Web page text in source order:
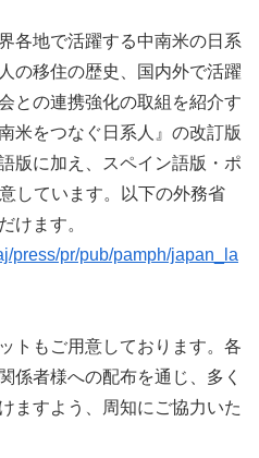
各地で活躍する中南米の日系
の移住の歴史、国内外で活躍
との連携強化の取組を紹介す
米をつなぐ日系人』の改訂版
版に加え、スペイン語版・ポ
しています。以下の外務省
けます。
press/pr/pub/pamph/japan_la
トもご用意しております。各
係者様への配布を通じ、多く
ますよう、周知にご協力いた